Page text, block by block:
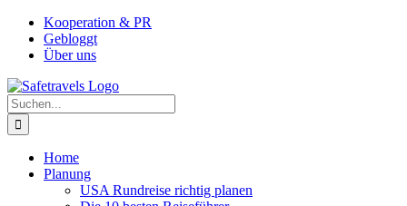
Zum
Inhalt
springen
Facebook
Instagram
YouTube
PinterestKooperation & PR
Gebloggt
Über uns
Suche
nach:
Home
Planung
USA Rundreise richtig planen